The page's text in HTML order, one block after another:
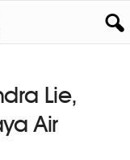
Lie,
Air